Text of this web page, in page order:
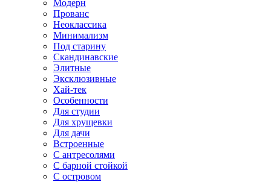
Модерн
Прованс
Неоклассика
Минимализм
Под старину
Скандинавские
Элитные
Эксклюзивные
Хай-тек
Особенности
Для студии
Для хрущевки
Для дачи
Встроенные
С антресолями
С барной стойкой
С островом